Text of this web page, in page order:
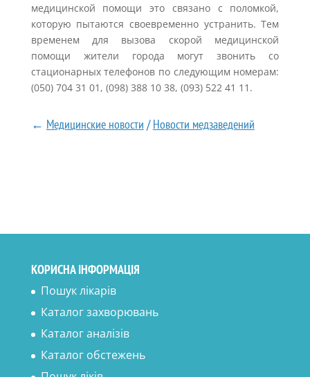
медицинской помощи это связано с поломкой,
которую пытаются своевременно устранить. Тем
временем для вызова скорой медицинской
помощи жители города могут звонить со
стационарных телефонов по следующим номерам:
(050) 704 31 01, (098) 388 10 38, (093) 522 41 11.
← Медицинские новости /Новости медзаведений
КОРИСНА ІНФОРМАЦІЯ
Пошук лікарів
Каталог захворювань
Каталог аналізів
Каталог обстежень